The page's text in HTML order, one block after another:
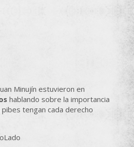
Minujín estuvieron en
hablando sobre la importancia
tengan cada derecho